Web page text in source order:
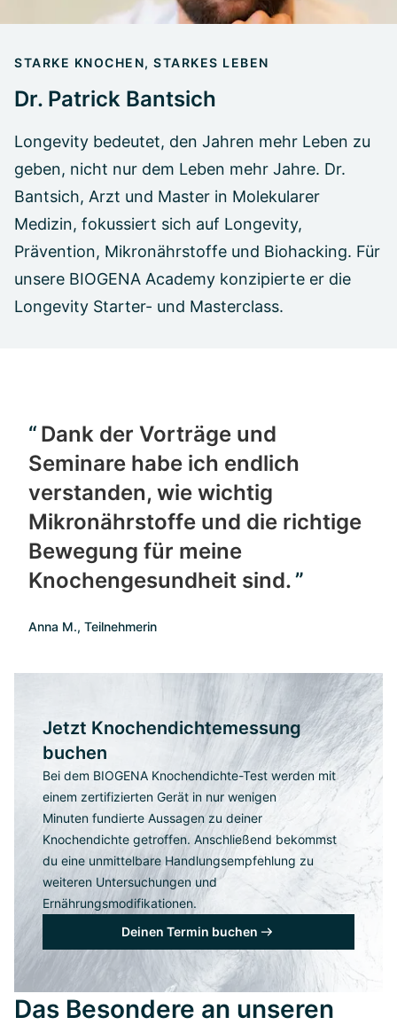
STARKE KNOCHEN, STARKES LEBEN
Dr. Patrick Bantsich
Longevity bedeutet, den Jahren mehr Leben zu
geben, nicht nur dem Leben mehr Jahre. Dr.
Bantsich, Arzt und Master in Molekularer
Medizin, fokussiert sich auf Longevity,
Prävention, Mikronährstoffe und Biohacking. Für
unsere BIOGENA Academy konzipierte er die
Longevity Starter- und Masterclass.
Dank der Vorträge und
Seminare habe ich endlich
verstanden, wie wichtig
Mikronährstoffe und die richtige
Bewegung für meine
Knochengesundheit sind.
Anna M., Teilnehmerin
Jetzt Knochendichtemessung
buchen
Bei dem BIOGENA Knochendichte-Test werden mit
einem zertifizierten Gerät in nur wenigen
Minuten fundierte Aussagen zu deiner
Knochendichte getroffen. Anschließend bekommst
du eine unmittelbare Handlungsempfehlung zu
weiteren Untersuchungen und
Ernährungsmodifikationen.
Deinen Termin buchen
Das Besondere an unseren